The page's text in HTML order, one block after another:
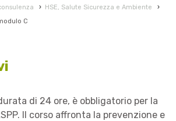
› HSE, Salute Sicurezza e Ambiente
›
C
di 24 ore, è obbligatorio per la
Il corso affronta la prevenzione e